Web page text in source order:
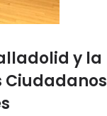
y la
Ciudadanos